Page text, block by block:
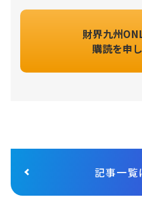
財界九州
購読を申
記事一覧